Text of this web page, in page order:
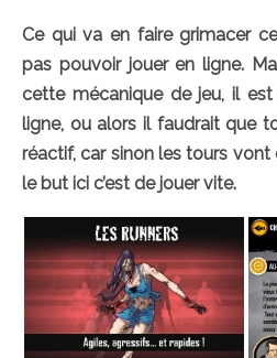
Ce qui va en faire grimacer
pas pouvoir jouer en ligne.
cette mécanique de jeu, il
ligne, ou alors il faudrait que
réactif, car sinon les tours
le but ici c’est de jouer vite.